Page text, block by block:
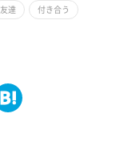
友達 付き合う